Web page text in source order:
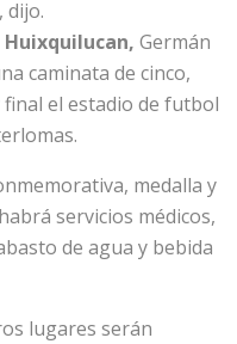
dijo.
Huixquilucan, Germán
caminata de cinco,
el estadio de futbol
medalla y
servicios médicos,
de agua y bebida
lugares serán